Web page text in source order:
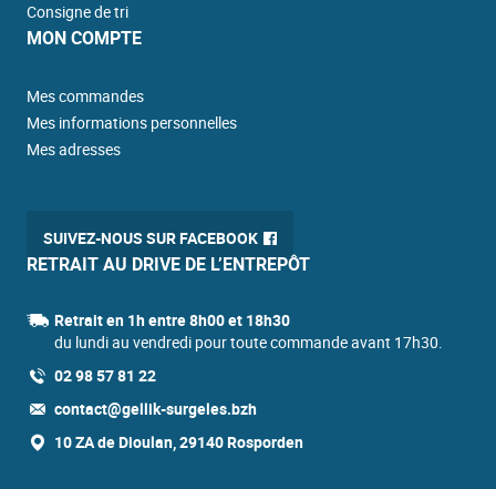
Consigne de tri
MON COMPTE
Mes commandes
Mes informations personnelles
Mes adresses
SUIVEZ-NOUS SUR FACEBOOK
RETRAIT AU DRIVE DE L’ENTREPÔT
Retrait en 1h entre 8h00 et 18h30
du lundi au vendredi pour toute commande avant 17h30.
02 98 57 81 22
contact@gellik-surgeles.bzh
10 ZA de Dioulan, 29140 Rosporden